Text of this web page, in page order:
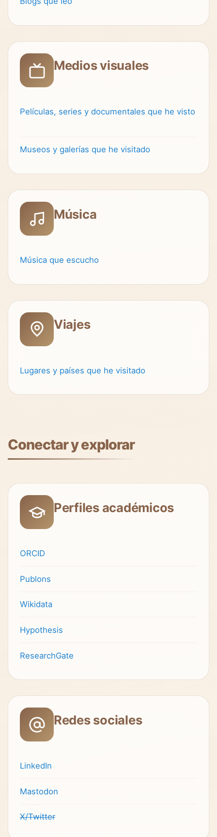
Medios visuales
Películas, series y documentales que he visto
Museos y galerías que he visitado
Música
Música que escucho
Viajes
Lugares y países que he visitado
Conectar y explorar
Perfiles académicos
ORCID
Publons
Wikidata
Hypothesis
ResearchGate
Redes sociales
LinkedIn
Mastodon
X/Twitter